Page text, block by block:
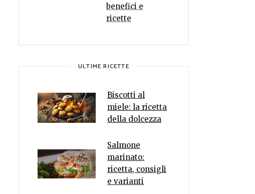
benefici e
ricette
ULTIME RICETTE
Biscotti al
miele: la ricetta
della dolcezza
Salmone
marinato:
ricetta, consigli
e varianti